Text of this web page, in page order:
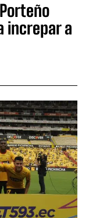
increpar a